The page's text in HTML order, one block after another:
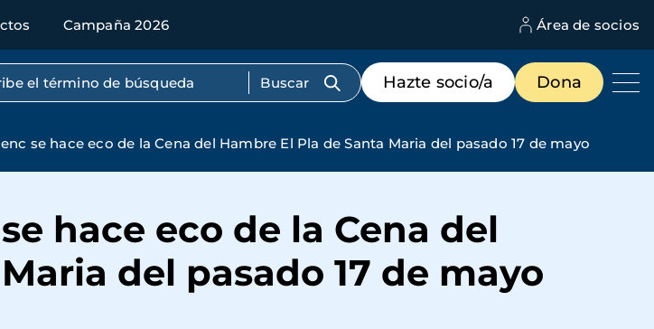
Campaña 2026 Área de socios
por texto completo
Menú
de
destacados
Hazte socio/a Dona
se hace eco de la Cena del Hambre El Pla de Santa Maria del pasado 17 de mayo
hace eco de la Cena del
del pasado 17 de mayo